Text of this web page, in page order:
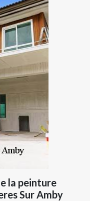
la peinture
Sur Amby